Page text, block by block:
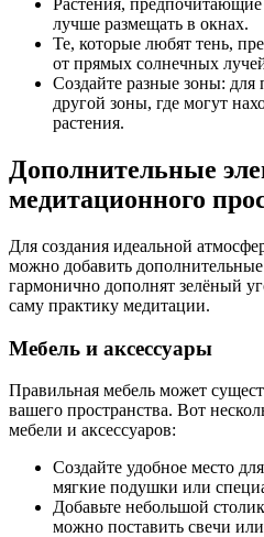
Растения,
лучше размещать в окнах.
Те, которые любят тень,
от прямых солнечных
Создайте разные зоны:
другой зоны, где могут
растения.
Дополнительные
медитационного
Для создания идеальной
можно добавить
гармонично дополнят зелёный
саму практику медитации.
Мебель и аксессуары
Правильная мебель может
вашего пространства. Вот
мебели и аксессуаров:
Создайте удобное место
мягкие подушки или
Добавьте небольшой
можно поставить свечи